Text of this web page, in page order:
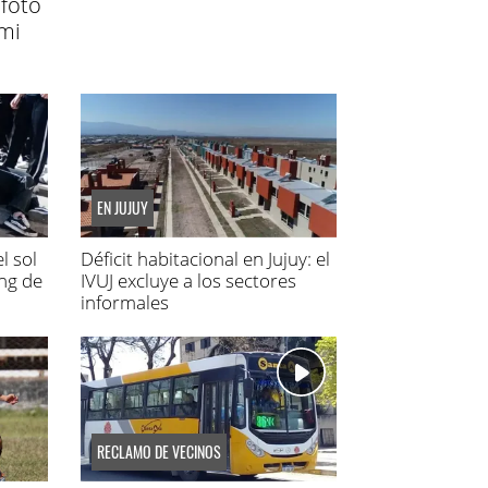
sol
de
EN JUJUY
Déficit habitacional en Jujuy: el
IVUJ excluye a los sectores
informales
RECLAMO DE VECINOS